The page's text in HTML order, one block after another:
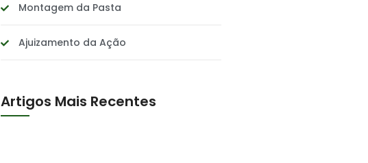
Montagem da Pasta
Ajuizamento da Ação
Artigos Mais Recentes